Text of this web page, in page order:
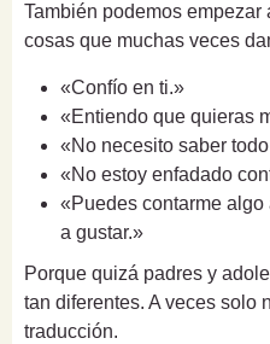
También podemos
cosas que muchas veces
«Confío en ti.»
«Entiendo que quieras
«No necesito saber
«No estoy enfadado
«Puedes contarme
a gustar.»
Porque quizá padres y
tan diferentes. A veces solo
traducción.